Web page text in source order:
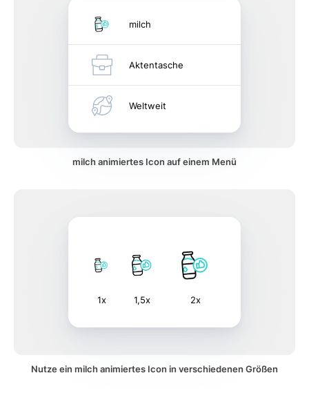
milch
Aktentasche
Weltweit
milch animiertes Icon auf einem Menü
1x 1,5x 2x
Nutze ein milch animiertes Icon in verschiedenen Größen